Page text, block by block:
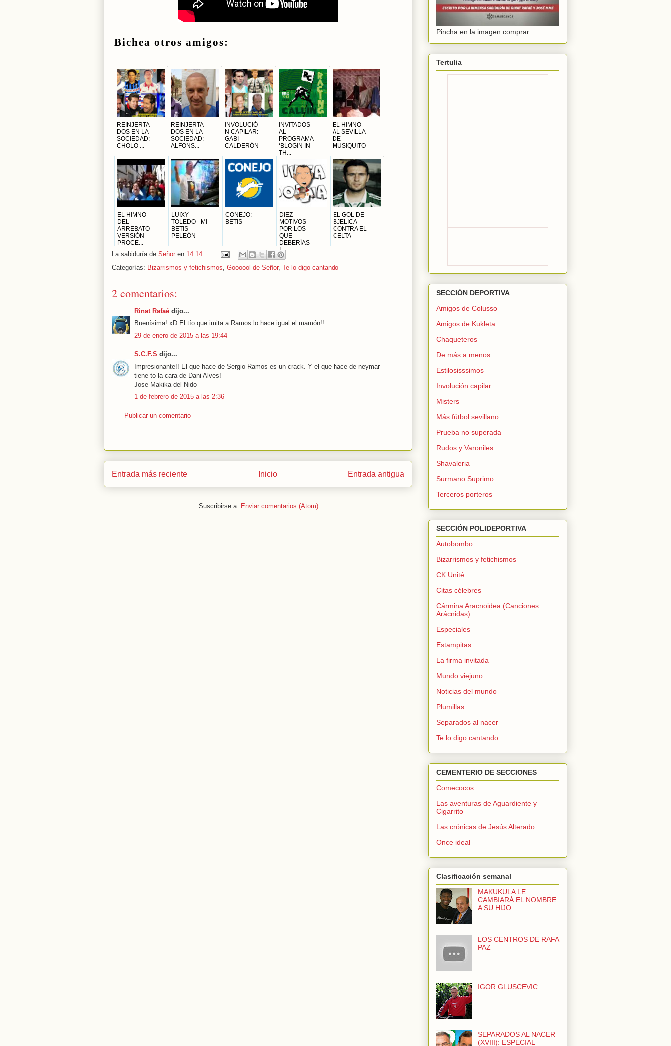
Bichea otros amigos:
REINJERTA
DOS EN LA
SOCIEDAD:
CHOLO ...
REINJERTA
DOS EN LA
SOCIEDAD:
ALFONS...
INVOLUCIÓ
N CAPILAR:
GABI
CALDERÓN
INVITADOS
AL
PROGRAMA
‘BLOGIN IN
TH...
EL HIMNO
AL SEVILLA
DE
MUSIQUITO
EL HIMNO
DEL
ARREBATO
VERSIÓN
PROCE...
LUIXY
TOLEDO - MI
BETIS
PELEÓN
CONEJO:
BETIS
DIEZ
MOTIVOS
POR LOS
QUE
DEBERÍAS
I...
EL GOL DE
BJELICA
CONTRA EL
CELTA
La sabiduría de Señor en 14:14
Categorías: Bizarrismos y fetichismos Goooool de Señor, Te lo digo cantando
2 comentarios:
Rinat Rafaé dijo...
Buenísima! xD El tío que imita a Ramos lo hace igual el mamón!!
29 de enero de 2015 a las 19:44
S.C.F.S dijo...
Impresionante!! El que hace de Sergio Ramos es un crack. Y el que hace de neymar
tiene to la cara de Dani Alves!
Jose Makika del Nido
1 de febrero de 2015 a las 2:36
Publicar un comentario
Entrada más reciente Entrada antigua
Inicio
Suscribirse a: Enviar comentarios (Atom)
Pincha en la imagen comprar
Tertulia
SECCIÓN DEPORTIVA
Amigos de Colusso
Amigos de Kukleta
Chaqueteros
De más a menos
Estilosisssimos
Involución capilar
Misters
Más fútbol sevillano
Prueba no superada
Rudos y Varoniles
Shavaleria
Surmano Suprimo
Terceros porteros
SECCIÓN POLIDEPORTIVA
Autobombo
Bizarrismos y fetichismos
CK Unité
Citas célebres
Cármina Aracnoidea (Canciones
Arácnidas)
Especiales
Estampitas
La firma invitada
Mundo viejuno
Noticias del mundo
Plumillas
Separados al nacer
Te lo digo cantando
CEMENTERIO DE SECCIONES
Comecocos
Las aventuras de Aguardiente y
Cigarrito
Las crónicas de Jesús Alterado
Once ideal
Clasificación semanal
MAKUKULA LE
CAMBIARÁ EL NOMBRE
A SU HIJO
LOS CENTROS DE RAFA
PAZ
IGOR GLUSCEVIC
SEPARADOS AL NACER
(XVIII): ESPECIAL